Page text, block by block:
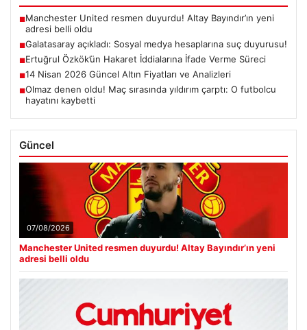
■Manchester United resmen duyurdu! Altay Bayındır’ın yeni
adresi belli oldu
■Galatasaray açıkladı: Sosyal medya hesaplarına suç duyurusu!
■Ertuğrul Özkök’ün Hakaret İddialarına İfade Verme Süreci
■14 Nisan 2026 Güncel Altın Fiyatları ve Analizleri
■Olmaz denen oldu! Maç sırasında yıldırım çarptı: O futbolcu
hayatını kaybetti
Güncel
07/08/2026
Manchester United resmen duyurdu! Altay Bayındır’ın yeni
adresi belli oldu